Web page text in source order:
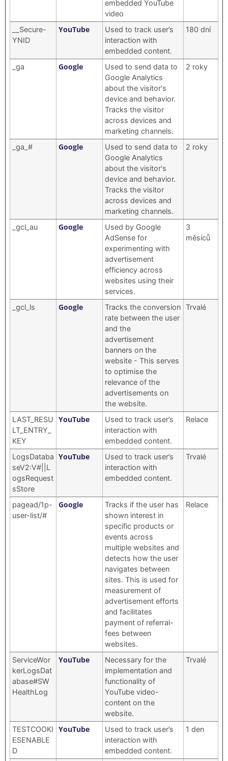
embedded YouTube
video
__Secure-
YNID
YouTube
Used to track user’s
interaction with
embedded content.
180 dní
_ga Google
Used to send data to
Google Analytics
about the visitor's
device and behavior.
Tracks the visitor
across devices and
marketing channels.
2 roky
_ga_# Google
Used to send data to
Google Analytics
about the visitor's
device and behavior.
Tracks the visitor
across devices and
marketing channels.
2 roky
_gcl_au Google
Used by Google
AdSense for
experimenting with
advertisement
efficiency across
websites using their
services.
3
měsíců
_gcl_ls Google
Tracks the conversion
rate between the user
and the
advertisement
banners on the
website - This serves
to optimise the
relevance of the
advertisements on
the website.
Trvalé
LAST_RESU
LT_ENTRY_
KEY
YouTube
Used to track user’s
interaction with
embedded content.
Relace
LogsDataba
seV2:V#||L
ogsRequest
sStore
YouTube
Used to track user’s
interaction with
embedded content.
Trvalé
pagead/1p-
user-list/#
Google
Tracks if the user has
shown interest in
specific products or
events across
multiple websites and
detects how the user
navigates between
sites. This is used for
measurement of
advertisement efforts
and facilitates
payment of referral-
fees between
websites.
Relace
ServiceWor
kerLogsDat
abase#SW
HealthLog
YouTube
Necessary for the
implementation and
functionality of
YouTube video-
content on the
website.
Trvalé
TESTCOOKI
ESENABLE
D
YouTube
Used to track user’s
interaction with
embedded content.
1 den